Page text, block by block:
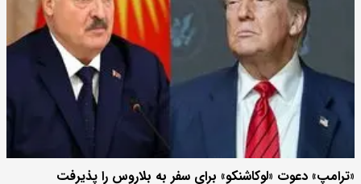
«ترامپ» دعوت «لوکاشنکو» برای سفر به بلاروس را پذیرفت